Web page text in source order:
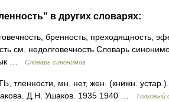
в других словарях:
бренность, преходящность,
см. недолговечность Словарь
…
Словарь синонимов
мн. нет, жен. (книжн. устар.).
Д.Н. Ушаков. 1935 1940 …
Толковый